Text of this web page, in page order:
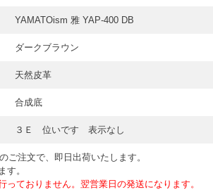
YAMATOism 雅 YAP-400 DB
ダークブラウン
天然皮革
合成底
３Ｅ 位いです 表示なし
ご注文で、即日出荷いたします。
す。
っておりません。翌営業日の発送になります。